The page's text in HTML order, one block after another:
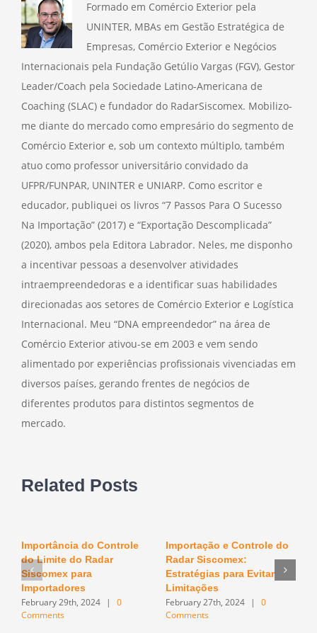
Formado em Comércio Exterior pela
UNINTER, MBAs em Gestão Estratégica de
Empresas, Comércio Exterior e Negócios
Internacionais pela Fundação Getúlio Vargas (FGV), Gestor
Leader/Coach pela Sociedade Latino-Americana de
Coaching (SLAC) e fundador do RadarSiscomex. Mobilizo-
me diante do mercado como empresário do segmento de
Comércio Exterior e, sob um contexto múltiplo, também
atuo como professor universitário convidado da
UFPR/FUNPAR, UNINTER e UNIARP. Como escritor e
educador, publiquei os livros “7 Passos Para O Sucesso
Na Importação” (2017) e “Exportação Descomplicada”
(2020), ambos pela Editora Labrador. Neles, me disponho
a incentivar pessoas a desenvolver atividades
intraempreendedoras e a identificar suas habilidades
direcionadas aos setores de Comércio Exterior e Logística
Internacional. Meu “DNA empreendedor” na área de
Comércio Exterior ativou-se em 2003 e vem sendo
alimentado por experiências profissionais vivenciadas em
diversos países, gerando frentes de negócios de
diferentes produtos para distintos segmentos de
mercado.
Related Posts
Importância do Controle
do Limite do Radar
Siscomex para
Importadores
February 29th, 2024 |
0
Comments
Importação e Controle do
Radar Siscomex:
Estratégias para Evitar
Limitações
February 27th, 2024 |
0
Comments